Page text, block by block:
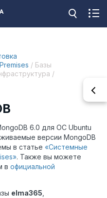
/ Базы
/
6.0 для ОС Ubuntu
версии MongoDB
в статье «Системные
. Также вы можете
в официальной
elma365